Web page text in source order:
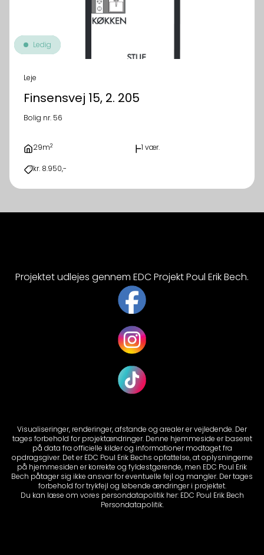
Ledig
Leje
Finsensvej 15, 2. 205
Bolig nr. 56
29m2 1 vær.
kr. 8.950,-
Projektet udlejes gennem EDC Projekt Poul Erik Bech.
Visualiseringer, renderinger, afstande og arealer er vejledende. Der
tages forbehold for projektændringer. Denne hjemmeside er baseret
på data fra officielle kilder og informationer modtaget fra
opdragsgiver. Det er EDC Poul Erik Bechs opfattelse, at oplysningerne
på hjemmesiden er korrekte og fyldestgørende, men EDC Poul Erik
Bech påtager sig ikke ansvar for eventuelle fejl og mangler. Der tages
forbehold for trykfejl og løbende ændringer i projektet.
Du kan læse om vores persondatapolitik her: EDC Poul Erik Bech
Persondatapolitik.